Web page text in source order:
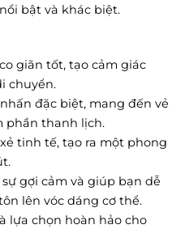
bật và khác biệt.
giãn tốt, tạo cảm giác
chuyển.
đặc biệt, mang đến vẻ
phần thanh lịch.
tinh tế, tạo ra một phong
gợi cảm và giúp bạn dễ
lên vóc dáng cơ thể.
lựa chọn hoàn hảo cho